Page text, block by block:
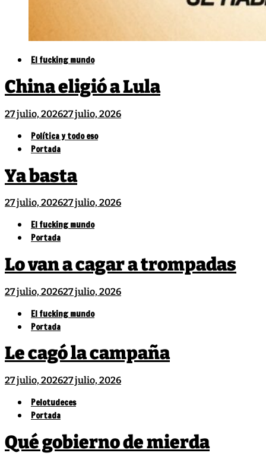
El fucking mundo
China eligió a Lula
27 julio, 202627 julio, 2026
Política y todo eso
Portada
Ya basta
27 julio, 202627 julio, 2026
El fucking mundo
Portada
Lo van a cagar a trompadas
27 julio, 202627 julio, 2026
El fucking mundo
Portada
Le cagó la campaña
27 julio, 202627 julio, 2026
Pelotudeces
Portada
Qué gobierno de mierda